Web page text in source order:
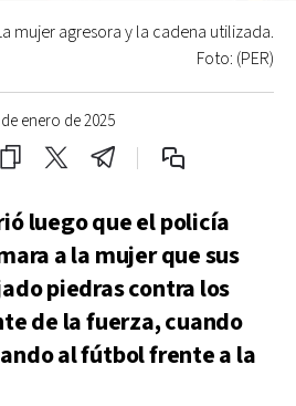
enero de 2025
mujer agresora y la cadena utilizada.
Foto: (PER)
luego que el policía
a la mujer que sus
piedras contra los
de la fuerza, cuando
al fútbol frente a la